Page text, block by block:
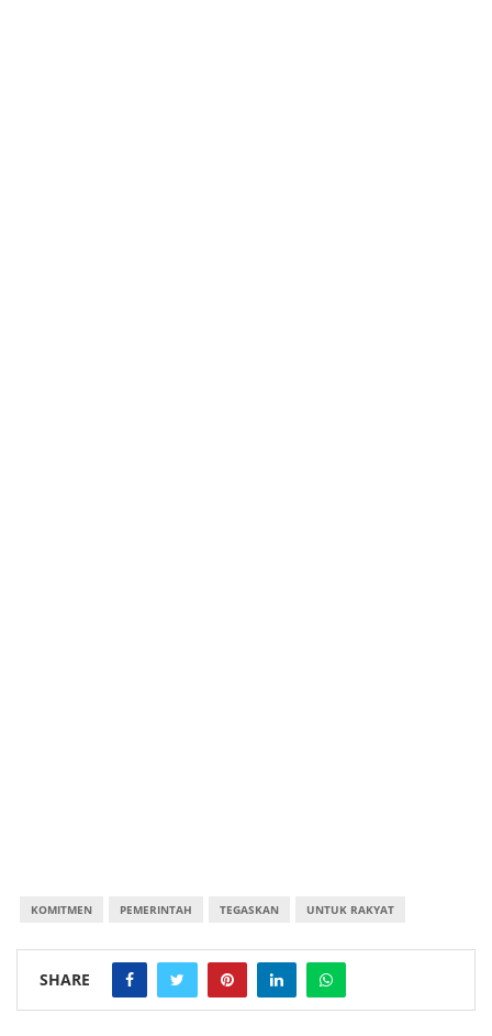
KOMITMEN PEMERINTAH TEGASKAN UNTUK RAKYAT
SHARE